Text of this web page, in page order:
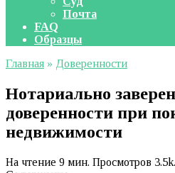
Почта
FAQ
Образцы
Главная » Доверенности
Нотариально
доверенности при
недвижимости
На чтение 9 мин. Просмотров 3.5k.